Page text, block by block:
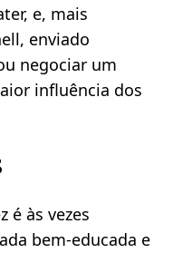
e, mais
enviado
negociar um
influência dos
é às vezes
bem-educada e